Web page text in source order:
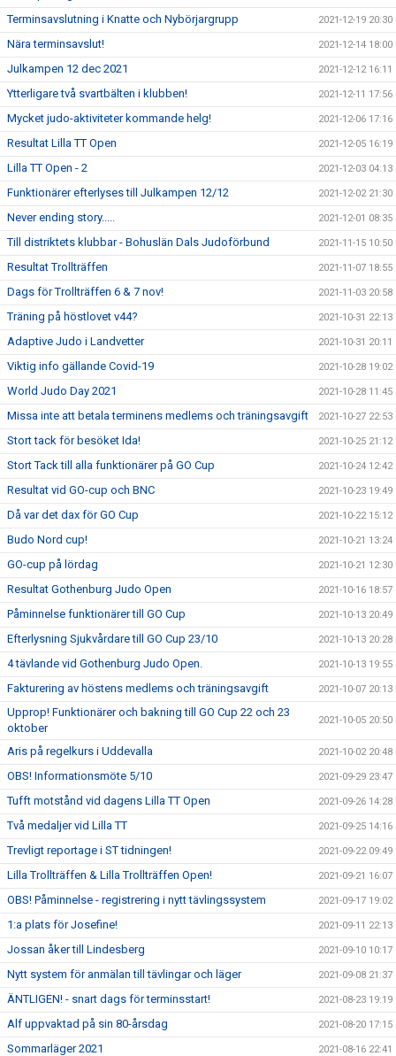
Terminsavslutning i Knatte och Nybörjargrupp 2021-12-19 20:30
Nära terminsavslut! 2021-12-14 18:00
Julkampen 12 dec 2021 2021-12-12 16:11
Ytterligare två svartbälten i klubben! 2021-12-11 17:56
Mycket judo-aktiviteter kommande helg! 2021-12-06 17:16
Resultat Lilla TT Open 2021-12-05 16:19
Lilla TT Open - 2 2021-12-03 04:13
Funktionärer efterlyses till Julkampen 12/12 2021-12-02 21:30
Never ending story..... 2021-12-01 08:35
Till distriktets klubbar - Bohuslän Dals Judoförbund 2021-11-15 10:50
Resultat Trollträffen 2021-11-07 18:55
Dags för Trollträffen 6 & 7 nov! 2021-11-03 20:58
Träning på höstlovet v44? 2021-10-31 22:13
Adaptive Judo i Landvetter 2021-10-31 20:11
Viktig info gällande Covid-19 2021-10-28 19:02
World Judo Day 2021 2021-10-28 11:45
Missa inte att betala terminens medlems och träningsavgift 2021-10-27 22:53
Stort tack för besöket Ida! 2021-10-25 21:12
Stort Tack till alla funktionärer på GO Cup 2021-10-24 12:42
Resultat vid GO-cup och BNC 2021-10-23 19:49
Då var det dax för GO Cup 2021-10-22 15:12
Budo Nord cup! 2021-10-21 13:24
GO-cup på lördag 2021-10-21 12:30
Resultat Gothenburg Judo Open 2021-10-16 18:57
Påminnelse funktionärer till GO Cup 2021-10-13 20:49
Efterlysning Sjukvårdare till GO Cup 23/10 2021-10-13 20:28
4 tävlande vid Gothenburg Judo Open. 2021-10-13 19:55
Fakturering av höstens medlems och träningsavgift 2021-10-07 20:13
Upprop! Funktionärer och bakning till GO Cup 22 och 23
oktober
2021-10-05 20:50
Aris på regelkurs i Uddevalla 2021-10-02 20:48
OBS! Informationsmöte 5/10 2021-09-29 23:47
Tufft motstånd vid dagens Lilla TT Open 2021-09-26 14:28
Två medaljer vid Lilla TT 2021-09-25 14:16
Trevligt reportage i ST tidningen! 2021-09-22 09:49
Lilla Trollträffen & Lilla Trollträffen Open! 2021-09-21 16:07
OBS! Påminnelse - registrering i nytt tävlingssystem 2021-09-17 19:02
1:a plats för Josefine! 2021-09-11 22:13
Jossan åker till Lindesberg 2021-09-10 10:17
Nytt system för anmälan till tävlingar och läger 2021-09-08 21:37
ÄNTLIGEN! - snart dags för terminsstart! 2021-08-23 19:19
Alf uppvaktad på sin 80-årsdag 2021-08-20 17:15
Sommarläger 2021 2021-08-16 22:41